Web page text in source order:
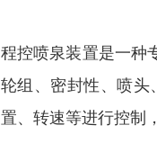
程控喷泉装置是一种
轮组、密封性、喷
置、转速等进行控制